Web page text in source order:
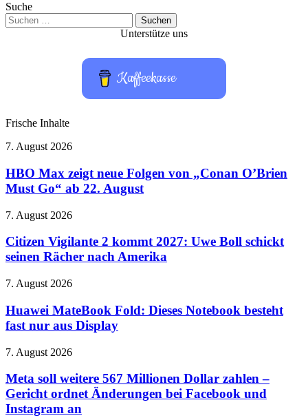
Suche
Suchen
nach:
Unterstütze uns
Kaffeekasse
Frische Inhalte
HBO
zeigt
neue
Folgen
„Conan
Must
Go“
22.
7. August 2026
HBO Max zeigt neue Folgen von „Conan O’Brien
Must Go“ ab 22. August
Citizen
2
kommt
2027:
Boll
seinen
Rächer
Amerika
7. August 2026
Citizen Vigilante 2 kommt 2027: Uwe Boll schickt
seinen Rächer nach Amerika
Huawei
Fold:
Dieses
Notebook
fast
aus
Display
7. August 2026
Huawei MateBook Fold: Dieses Notebook besteht
fast nur aus Display
Meta
weitere
567
Millionen
Dollar
7. August 2026
Meta soll weitere 567 Millionen Dollar zahlen –
Gericht ordnet Änderungen bei Facebook und
Instagram an